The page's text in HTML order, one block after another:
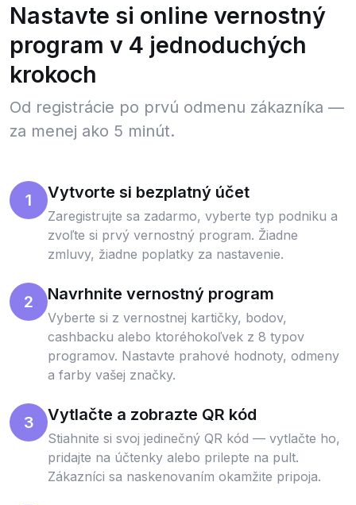
Nastavte si online vernostný
program v 4 jednoduchých
krokoch
Od registrácie po prvú odmenu zákazníka —
za menej ako 5 minút.
1 Vytvorte si bezplatný účet
Zaregistrujte sa zadarmo, vyberte typ podniku a
zvoľte si prvý vernostný program. Žiadne
zmluvy, žiadne poplatky za nastavenie.
2 Navrhnite vernostný program
Vyberte si z vernostnej kartičky, bodov,
cashbacku alebo ktoréhokoľvek z 8 typov
programov. Nastavte prahové hodnoty, odmeny
a farby vašej značky.
3 Vytlačte a zobrazte QR kód
Stiahnite si svoj jedinečný QR kód — vytlačte ho,
pridajte na účtenky alebo prilepte na pult.
Zákazníci sa naskenovaním okamžite pripoja.